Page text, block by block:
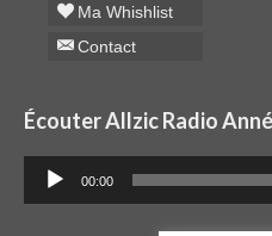
Ma Whishlist
Contact
Écouter Allzic Radio
Lecteur
audio
00:00